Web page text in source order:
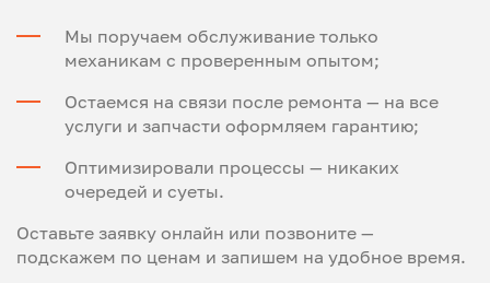
Мы поручаем обслуживание только
механикам с проверенным опытом;
Остаемся на связи после ремонта — на все
услуги и запчасти оформляем гарантию;
Оптимизировали процессы — никаких
очередей и суеты.
Оставьте заявку онлайн или позвоните —
подскажем по ценам и запишем на удобное время.